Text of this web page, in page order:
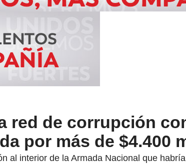
red de corrupción
por más de $4.400
al interior de la Armada Nacional que